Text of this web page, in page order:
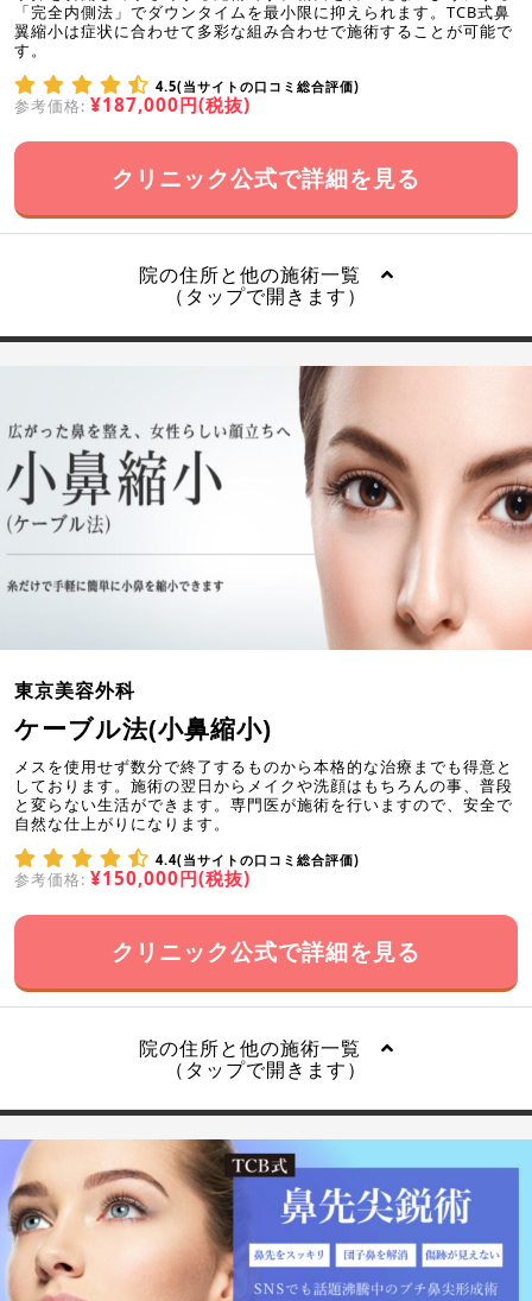
「完全内側法」でダウンタイムを最小限に抑えられます。TCB式鼻
翼縮小は症状に合わせて多彩な組み合わせで施術することが可能で
す。
4.5(当サイトの口コミ総合評価)
参考価格: ¥187,000円(税抜)
クリニック公式で詳細を見る
院の住所と他の施術一覧
（タップで開きます）
東京美容外科
ケーブル法(小鼻縮小)
メスを使用せず数分で終了するものから本格的な治療までも得意と
しております。施術の翌日からメイクや洗顔はもちろんの事、普段
と変らない生活ができます。専門医が施術を行いますので、安全で
自然な仕上がりになります。
4.4(当サイトの口コミ総合評価)
参考価格: ¥150,000円(税抜)
クリニック公式で詳細を見る
院の住所と他の施術一覧
（タップで開きます）